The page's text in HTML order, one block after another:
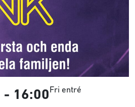
- 16:00 Fri entré